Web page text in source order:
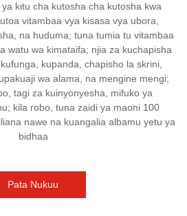
kitu cha kutosha cha kutosha kwa
vitambaa vya kisasa vya ubora,
na huduma; tuna tumia tu vitambaa
watu wa kimataifa; njia za kuchapisha
kupanda, chapisho la skrini,
wa alama, na mengine mengi;
tagi za kuinyonyesha, mifuko ya
kila robo, tuna zaidi ya maoni 100
nawe na kuangalia albamu yetu ya
bidhaa
Pata Nukuu